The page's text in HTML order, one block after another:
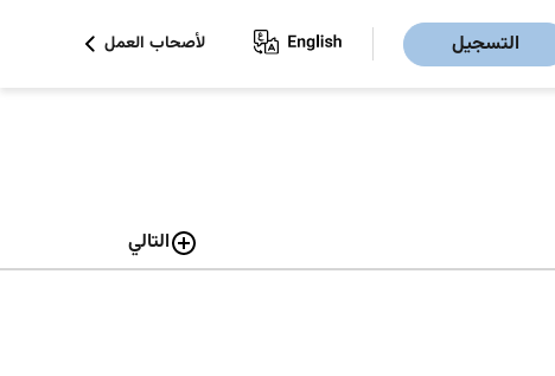
التسجيل لأصحاب العمل
التالي